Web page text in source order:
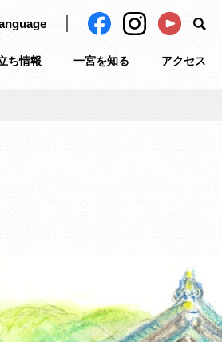
ち情報 一宮を知る アクセス